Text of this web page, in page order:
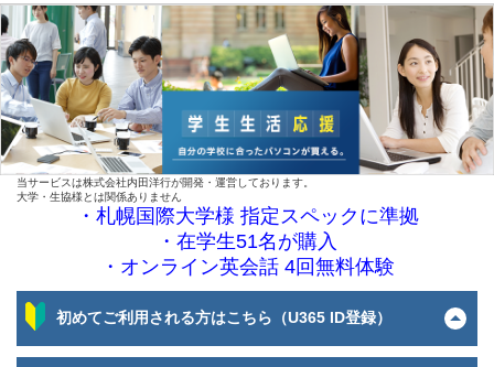
当サービスは株式会社内田洋行が開発・運営しております。
大学・生協様とは関係ありません
・札幌国際大学様 指定スペックに準拠
・在学生51名が購入
・オンライン英会話 4回無料体験
初めてご利用される方はこちら（U365 ID登録）